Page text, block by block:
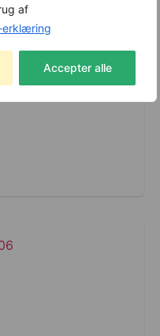
af
erklæring
Accepter alle